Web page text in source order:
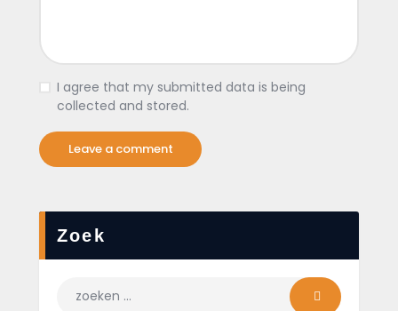
I agree that my submitted data is being
collected and stored.
Zoek